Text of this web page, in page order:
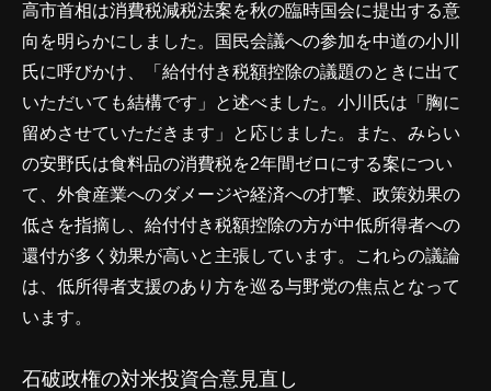
高市首相は消費税減税法案を秋の臨時国会に提出する意
向を明らかにしました。国民会議への参加を中道の小川
氏に呼びかけ、「給付付き税額控除の議題のときに出て
いただいても結構です」と述べました。小川氏は「胸に
留めさせていただきます」と応じました。また、みらい
の安野氏は食料品の消費税を2年間ゼロにする案につい
て、外食産業へのダメージや経済への打撃、政策効果の
低さを指摘し、給付付き税額控除の方が中低所得者への
還付が多く効果が高いと主張しています。これらの議論
は、低所得者支援のあり方を巡る与野党の焦点となって
います。
石破政権の対米投資合意見直し